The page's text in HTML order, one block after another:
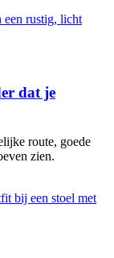
dat je
route, goede
zien.